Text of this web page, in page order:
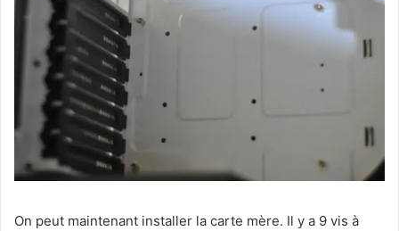
On peut maintenant installer la carte mère. Il y a 9 vis à